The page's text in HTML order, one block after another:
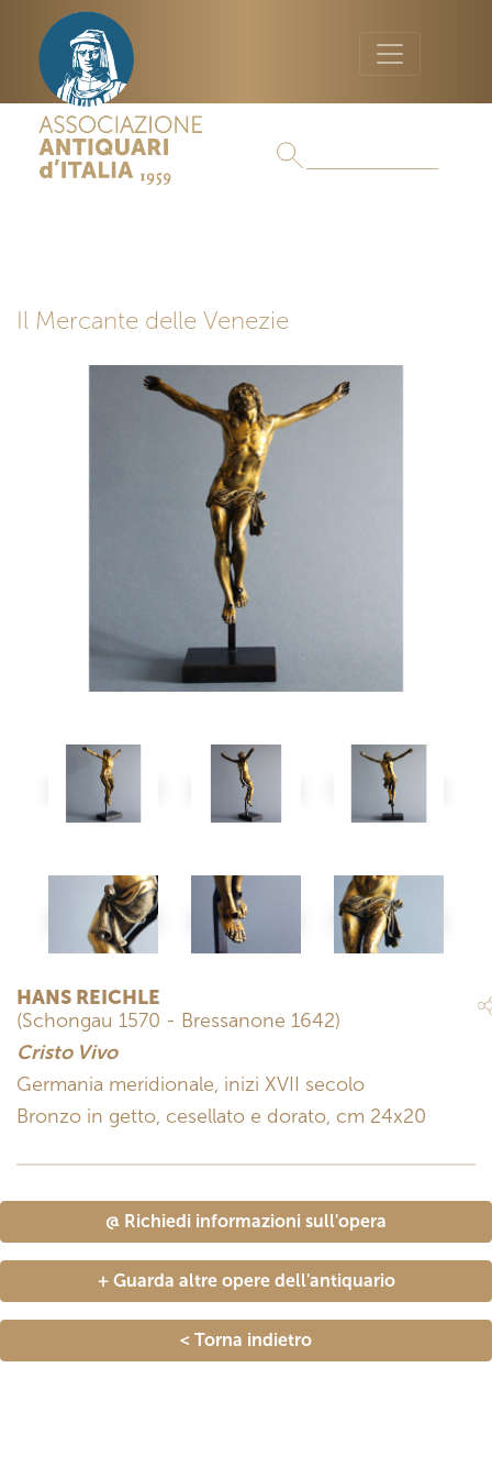
Il Mercante delle Venezie
HANS REICHLE
(Schongau 1570 - Bressanone 1642)
Cristo Vivo
Germania meridionale, inizi XVII secolo
Bronzo in getto, cesellato e dorato, cm 24x20
@ Richiedi informazioni sull'opera
+ Guarda altre opere dell'antiquario
< Torna indietro